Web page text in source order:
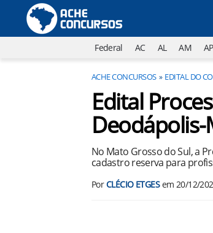
Federal AC AL AM AP
ACHE CONCURSOS EDITAL DO
Edital
No Mato Grosso do Sul, a
cadastro reserva para
PorCLÉCIO ETGESem 20/12/